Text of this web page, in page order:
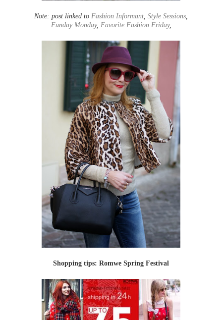
Note: post linked to Fashion Informant Style Sessions
Funday Monday, Favorite Fashion Friday,
Shopping tips: Romwe Spring Festival